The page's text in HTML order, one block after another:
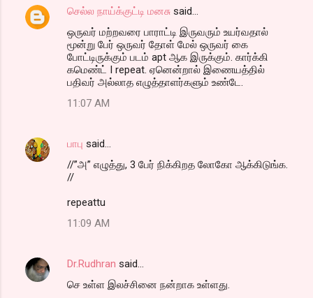
செல்ல நாய்க்குட்டி மனசு said…
ஒருவர் மற்றவரை பாராட்டி இருவரும் உயர்வதால்
மூன்று பேர் ஒருவர் தோள் மேல் ஒருவர் கை
போட்டிருக்கும் படம் apt ஆக இருக்கும். கார்க்கி
கமெண்ட் I repeat. ஏனென்றால் இணையத்தில்
பதிவர் அல்லாத எழுத்தாளர்களும் உண்டே.
11:07 AM
பாபு said…
//”அ” எழுத்து, 3 பேர் நிக்கிறத லோகோ ஆக்கிடுங்க.
//
repeattu
11:09 AM
Dr.Rudhran said…
செ உள்ள இலச்சினை நன்றாக உள்ளது.